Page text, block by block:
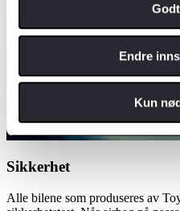
Endre
Kun
Sikkerhet
Alle bilene som produseres av